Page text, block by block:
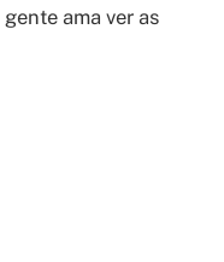
ama ver as